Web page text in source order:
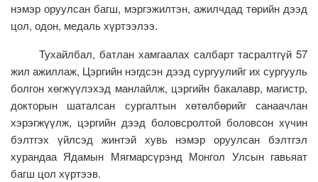
нэмэр оруулсан багш, мэргэжилтэн, ажилчдад төрийн дээд
цол, одон, медаль хүртээлээ.
Тухайлбал, батлан хамгаалах салбарт тасралтгүй 57
жил ажиллаж, Цэргийн нэгдсэн дээд сургуулийг их сургууль
болгон хөгжүүлэхэд манлайлж, цэргийн бакалавр, магистр,
докторын шаталсан сургалтын хөтөлбөрийг санаачлан
хэрэгжүүлж, цэргийн дээд боловсролтой боловсон хүчин
бэлтгэх үйлсэд жинтэй хувь нэмэр оруулсан бэлтгэл
хурандаа Ядамын Мягмарсүрэнд Монгол Улсын гавьяат
багш цол хүртээв.